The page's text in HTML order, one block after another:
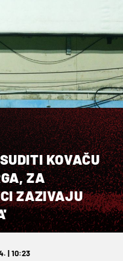
KOVAČU
ZA
ZAZIVAJU
| 10:23